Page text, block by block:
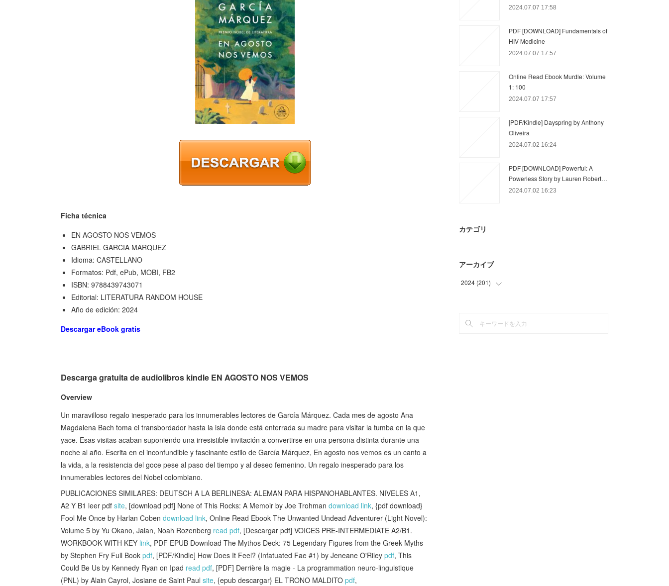
Ficha técnica
EN AGOSTO NOS VEMOS
GABRIEL GARCIA MARQUEZ
Idioma: CASTELLANO
Formatos: Pdf, ePub, MOBI, FB2
ISBN: 9788439743071
Editorial: LITERATURA RANDOM HOUSE
Año de edición: 2024
Descargar eBook gratis
Descarga gratuita de audiolibros kindle EN AGOSTO NOS VEMOS
Overview
Un maravilloso regalo inesperado para los innumerables lectores de García Márquez. Cada mes de agosto Ana
Magdalena Bach toma el transbordador hasta la isla donde está enterrada su madre para visitar la tumba en la que
yace. Esas visitas acaban suponiendo una irresistible invitación a convertirse en una persona distinta durante una
noche al año. Escrita en el inconfundible y fascinante estilo de García Márquez, En agosto nos vemos es un canto a
la vida, a la resistencia del goce pese al paso del tiempo y al deseo femenino. Un regalo inesperado para los
innumerables lectores del Nobel colombiano.
PUBLICACIONES SIMILARES: DEUTSCH A LA BERLINESA: ALEMAN PARA HISPANOHABLANTES. NIVELES A1,
A2 Y B1 leer pdf site, [download pdf] None of This Rocks: A Memoir by Joe Trohman download link, {pdf download}
Fool Me Once by Harlan Coben download link, Online Read Ebook The Unwanted Undead Adventurer (Light Novel):
Volume 5 by Yu Okano, Jaian, Noah Rozenberg read pdf, [Descargar pdf] VOICES PRE-INTERMEDIATE A2/B1.
WORKBOOK WITH KEY link, PDF EPUB Download The Mythos Deck: 75 Legendary Figures from the Greek Myths
by Stephen Fry Full Book pdf, [PDF/Kindle] How Does It Feel? (Infatuated Fae #1) by Jeneane O'Riley pdf, This
Could Be Us by Kennedy Ryan on Ipad read pdf, [PDF] Derrière la magie - La programmation neuro-linguistique
(PNL) by Alain Cayrol, Josiane de Saint Paul site, {epub descargar} EL TRONO MALDITO pdf,
2024.07.07 17:58
PDF [DOWNLOAD] Fundamentals of
HIV Medicine
2024.07.07 17:57
Online Read Ebook Murdle: Volume
1: 100
2024.07.07 17:57
[PDF/Kindle] Dayspring by Anthony
Oliveira
2024.07.02 16:24
PDF [DOWNLOAD] Powerful: A
Powerless Story by Lauren Robert…
2024.07.02 16:23
カテゴリ
アーカイブ
2024 (201)
(